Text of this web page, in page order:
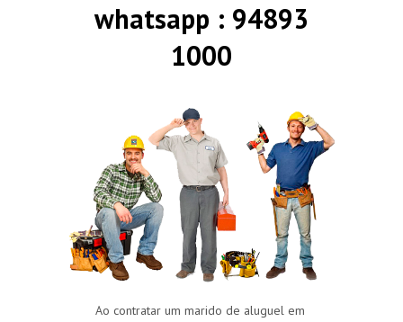
whatsapp : 94893
1000
Ao contratar um marido de aluguel em